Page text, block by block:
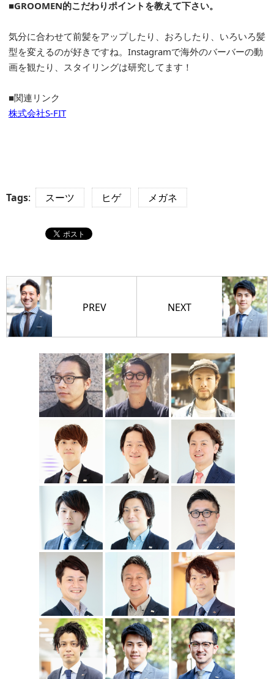
■GROOMEN的こだわりポイントを教えて下さい。
気分に合わせて前髪をアップしたり、おろしたり、いろいろ髪
型を変えるのが好きですね。Instagramで海外のバーバーの動
画を観たり、スタイリングは研究してます！
■関連リンク
株式会社S-FIT
Tags: スーツ ヒゲ メガネ
PREV NEXT